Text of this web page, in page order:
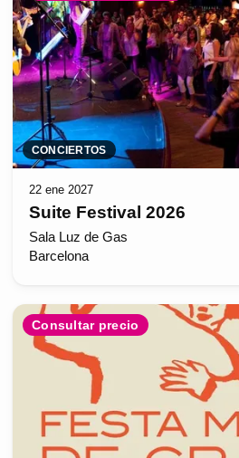
CONCIERTOS
22 ene 2027
Suite Festival 2026
Sala Luz de Gas
Barcelona
Consultar precio